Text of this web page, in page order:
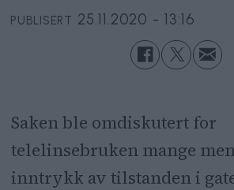
PUBLISERT 25.11.2020 - 13:16
Saken ble omdiskutert for
telelinsebruken mange
inntrykk av tilstanden i